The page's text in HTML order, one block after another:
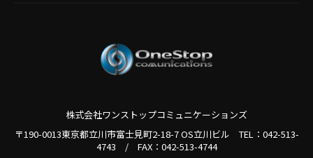
株式会社ワンストップコミュニケーションズ
〒190-0013東京都立川市富士見町2-18-7 OS立川ビル TEL： 042-513-
4743 / FAX：042-513-4744